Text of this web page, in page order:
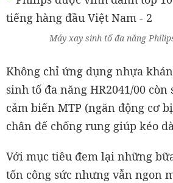
Máy xay sinh tố đa năng
Không chỉ ứng dụng nhựa
sinh tố đa năng HR2041/00 còn
cảm biến MTP (ngăn động cơ
chân đế chống rung giúp kéo
Với mục tiêu đem lại những
tốn công sức nhưng vẫn ngon